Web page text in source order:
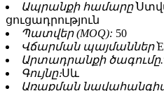
Ապրանքի համարը՝
ցուցադրություն
Պատվեր (MOQ): 50
Վճարման պայմաններ՝
Արտադրանքի ծագումը.
Գույնը։Սև
Առաքման